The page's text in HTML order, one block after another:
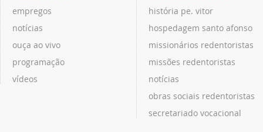
empregos
notícias
ouça ao vivo
programação
vídeos
história pe. vitor
hospedagem santo afonso
missionários redentoristas
missões redentoristas
notícias
obras sociais redentoristas
secretariado vocacional